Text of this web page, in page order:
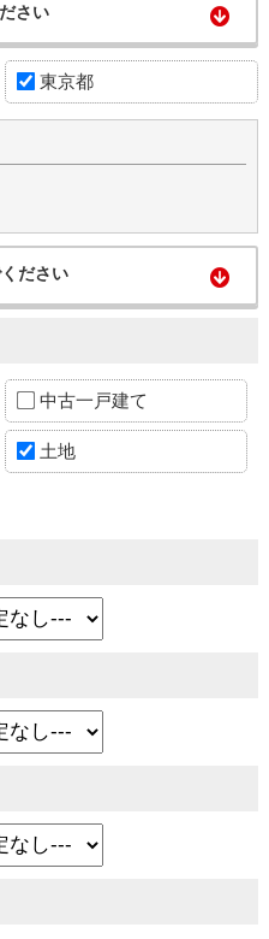
さい
東京都
ださい
中古一戸建て
土地